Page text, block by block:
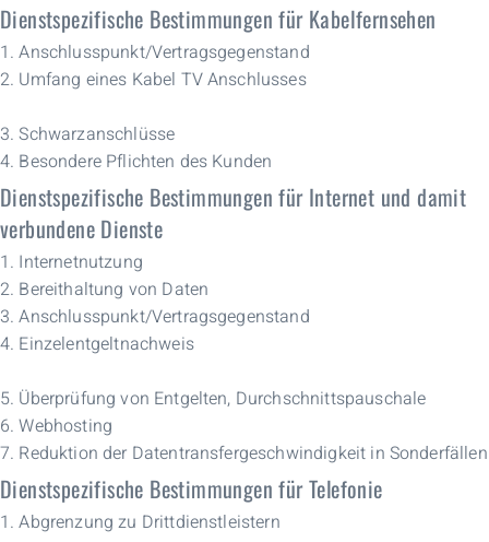
Dienstspezifische Bestimmungen für Kabelfernsehen
1. Anschlusspunkt/Vertragsgegenstand
2. Umfang eines Kabel TV Anschlusses
3. Schwarzanschlüsse
4. Besondere Pflichten des Kunden
Dienstspezifische Bestimmungen für Internet und damit
verbundene Dienste
1. Internetnutzung
2. Bereithaltung von Daten
3. Anschlusspunkt/Vertragsgegenstand
4. Einzelentgeltnachweis
5. Überprüfung von Entgelten, Durchschnittspauschale
6. Webhosting
7. Reduktion der Datentransfergeschwindigkeit in Sonderfällen
Dienstspezifische Bestimmungen für Telefonie
1. Abgrenzung zu Drittdienstleistern